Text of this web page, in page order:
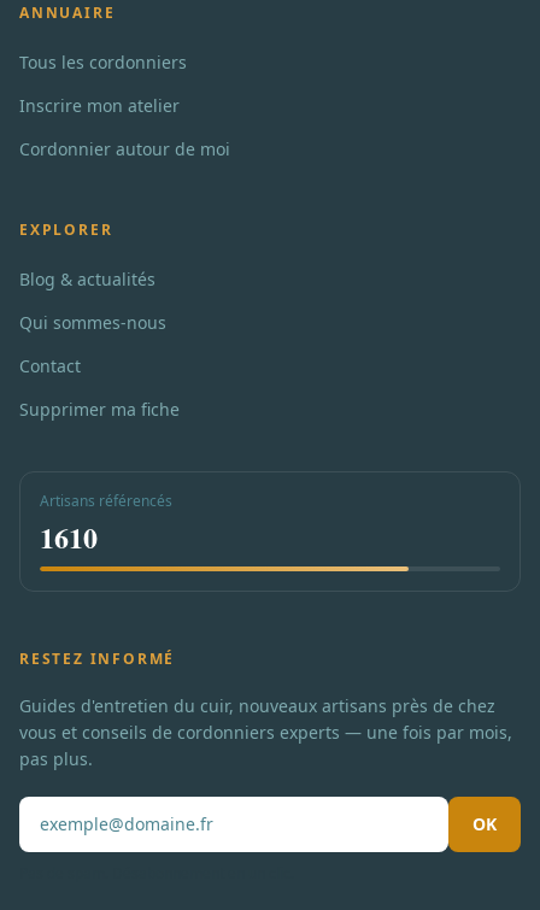
ANNUAIRE
Tous les cordonniers
Inscrire mon atelier
Cordonnier autour de moi
EXPLORER
Blog & actualités
Qui sommes-nous
Contact
Supprimer ma fiche
Artisans référencés
1610
RESTEZ INFORMÉ
Guides d'entretien du cuir, nouveaux artisans près de chez
vous et conseils de cordonniers experts — une fois par mois,
pas plus.
OK